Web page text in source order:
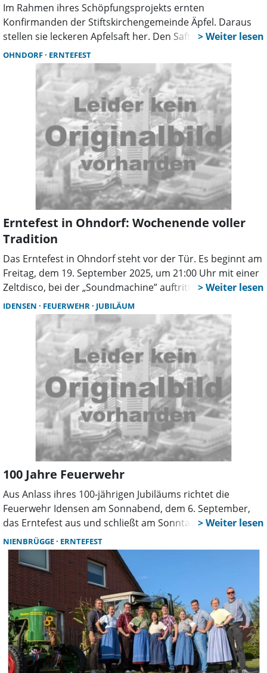
Im Rahmen ihres Schöpfungsprojekts ernten
Konfirmanden der Stiftskirchengemeinde Äpfel. Daraus
stellen sie leckeren Apfelsaft her. Den Saft geben sie am
Erntedankgottesdienst gegen Spende an die
Gottesdienstbesucher ab.
OHNDORF ERNTEFEST
Erntefest in Ohndorf: Wochenende voller
Tradition
Das Erntefest in Ohndorf steht vor der Tür. Es beginnt am
Freitag, dem 19. September 2025, um 21:00 Uhr mit einer
Zeltdisco, bei der „Soundmachine” auftritt. Am Samstag,
dem 20. September, wird die Erntekrone abgeholt. Dieses
Ereignis wird von der Musik der Schlingborner
Musikanten begleitet und auch die Kinder sind beim
Schmücken der Wagen beteiligt. Auf dem Hof erwartet die
Besucher ein vielfältiges Programm, einschließlich
Auftritten der Trachtengruppen. Der Abend klingt ab
21:00 Uhr mit einer Zeltparty aus, bei der die Band
„Jetlags” für Stimmung sorgt.
IDENSEN FEUERWEHR JUBILÄUM
100 Jahre Feuerwehr
Aus Anlass ihres 100-jährigen Jubiläums richtet die
Feuerwehr Idensen am Sonnabend, dem 6. September,
das Erntefest aus und schließt am Sonntag, dem 7.
September, mit einem Festakt in der Mehrzweckhalle ihr
Jubiläumsjahr ab. Damit es etwas zu ernten gibt, haben
die Kameradinnen und Kameraden der Feuerwehr wieder
ein Kartoffelfeld am Ende der Straße „Grafforst“ bestellt.
Dahin geht es von der Mehrzweckhalle aus am
Sonnabend um 14 Uhr. Die Kinder werden gebeten,
Bollerwagen und natürlich eine Schaufel mitzubringen.
NIENBRÜGGE ERNTEFEST